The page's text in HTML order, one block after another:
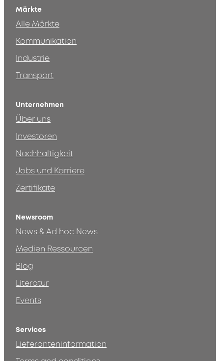
Märkte
Alle Märkte
Kommunikation
Industrie
Transport
Unternehmen
Über uns
Investoren
Nachhaltigkeit
Jobs und Karriere
Zertifikate
Newsroom
News & Ad hoc News
Medien Ressourcen
Blog
Literatur
Events
Services
Lieferanteninformation